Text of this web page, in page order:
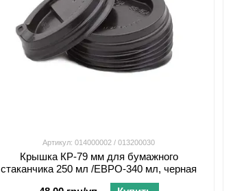
Артикул: 014000002 / 013200030
Крышка КР-79 мм для бумажного
стаканчика 250 мл /ЕВРО-340 мл, черная